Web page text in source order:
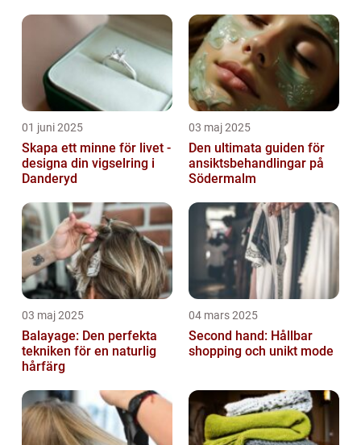
01 juni 2025
Skapa ett minne för livet -
designa din vigselring i
Danderyd
03 maj 2025
Den ultimata guiden för
ansiktsbehandlingar på
Södermalm
03 maj 2025
Balayage: Den perfekta
tekniken för en naturlig
hårfärg
04 mars 2025
Second hand: Hållbar
shopping och unikt mode